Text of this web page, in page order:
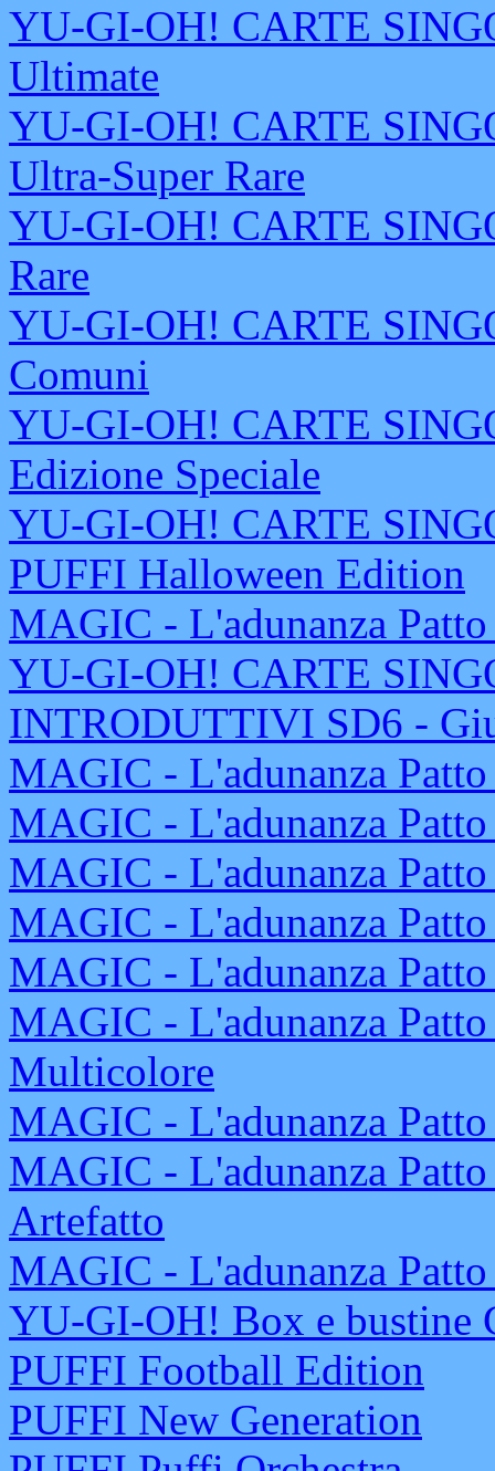
YU-GI-OH! CARTE
Ultimate
YU-GI-OH! CARTE
Ultra-Super Rare
YU-GI-OH! CARTE
Rare
YU-GI-OH! CARTE
Comuni
YU-GI-OH! CARTE
Edizione Speciale
YU-GI-OH! CARTE
PUFFI Halloween Edition
MAGIC - L'adunanza
YU-GI-OH! CARTE
INTRODUTTIVI SD6 -
MAGIC - L'adunanza
MAGIC - L'adunanza
MAGIC - L'adunanza
MAGIC - L'adunanza
MAGIC - L'adunanza
MAGIC - L'adunanza
Multicolore
MAGIC - L'adunanza
MAGIC - L'adunanza
Artefatto
MAGIC - L'adunanza
YU-GI-OH! Box e bustine
PUFFI Football Edition
PUFFI New Generation